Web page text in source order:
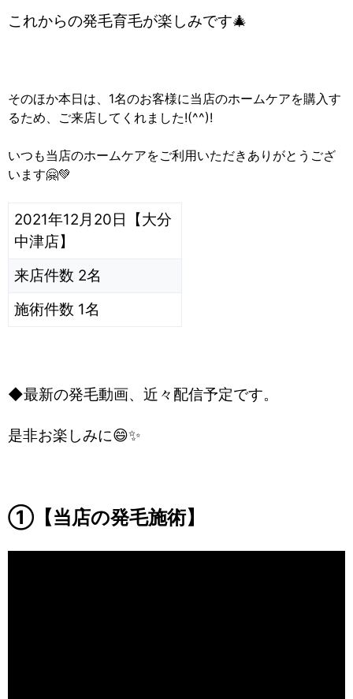
これからの発毛育毛が楽しみです🎄
そのほか本日は、1名のお客様に当店のホームケアを購入す
るため、ご来店してくれました!(^^)!
いつも当店のホームケアをご利用いただきありがとうござ
います🤗💚
2021年12月20日【大分
中津店】
来店件数 2名
施術件数 1名
◆最新の発毛動画、近々配信予定です。
是非お楽しみに😄✨
①【当店の発毛施術】